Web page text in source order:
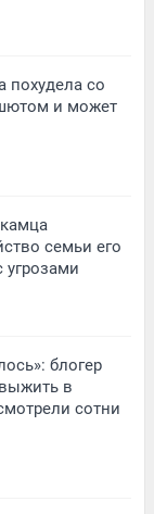
похудела со
и может
семьи его
угрозами
блогер
в
сотни